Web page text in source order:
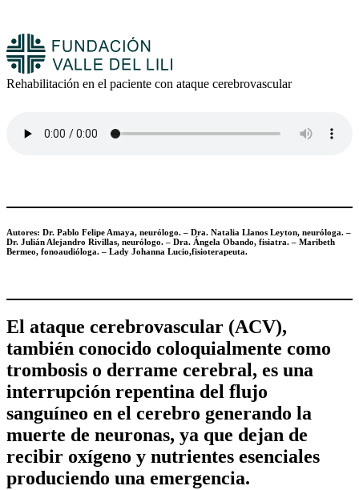
Rehabilitación en el paciente con ataque cerebrovascular
Autores: Dr. Pablo Felipe Amaya, neurólogo. – Dra. Natalia Llanos Leyton, neuróloga. –
Dr. Julián Alejandro Rivillas, neurólogo. – Dra. Ángela Obando, fisiatra. – Maribeth
Bermeo, fonoaudióloga. – Lady Johanna Lucio,fisioterapeuta.
El ataque cerebrovascular (ACV),
también conocido coloquialmente como
trombosis o derrame cerebral, es una
interrupción repentina del flujo
sanguíneo en el cerebro generando la
muerte de neuronas, ya que dejan de
recibir oxígeno y nutrientes esenciales
produciendo una emergencia.